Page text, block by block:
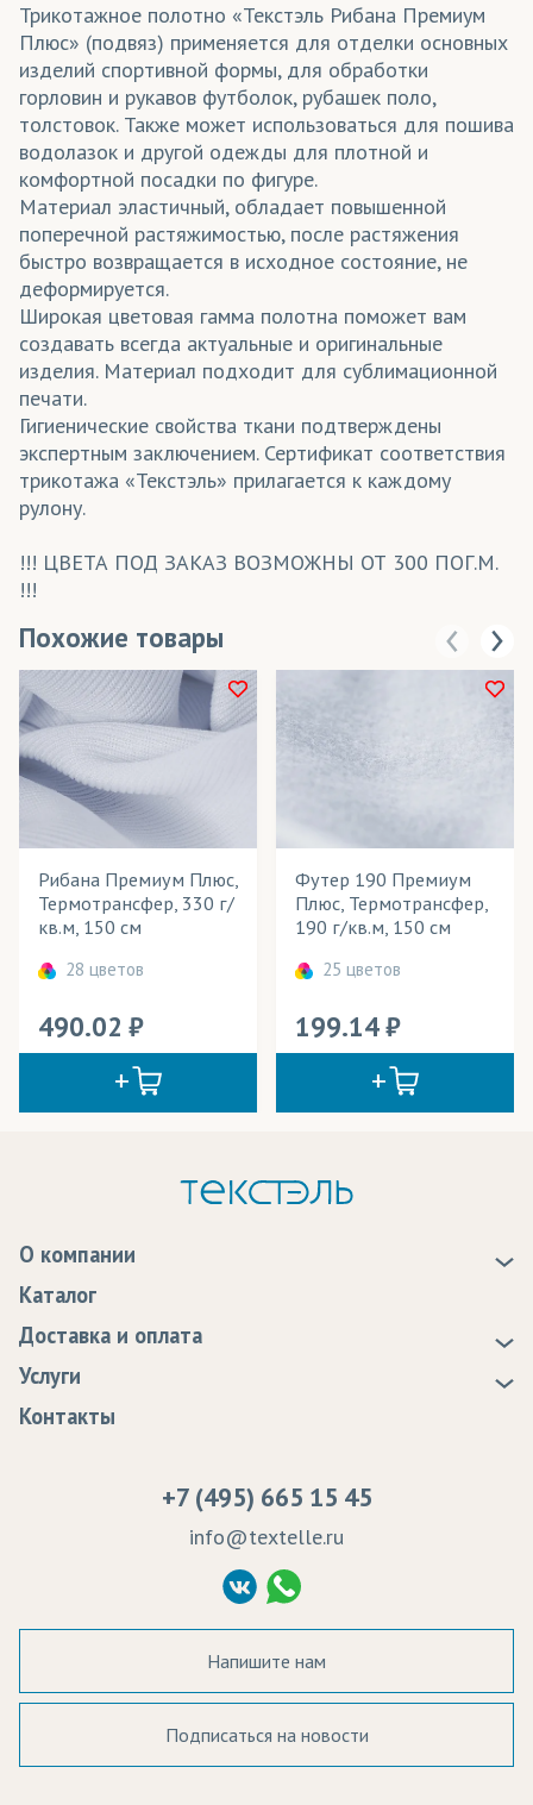
Трикотажное полотно «Текстэль Рибана Премиум
Плюс» (подвяз) применяется для отделки основных
изделий спортивной формы, для обработки
горловин и рукавов футболок, рубашек поло,
толстовок. Также может использоваться для пошива
водолазок и другой одежды для плотной и
комфортной посадки по фигуре.
Материал эластичный, обладает повышенной
поперечной растяжимостью, после растяжения
быстро возвращается в исходное состояние, не
деформируется.
Широкая цветовая гамма полотна поможет вам
создавать всегда актуальные и оригинальные
изделия. Материал подходит для сублимационной
печати.
Гигиенические свойства ткани подтверждены
экспертным заключением. Сертификат соответствия
трикотажа «Текстэль» прилагается к каждому
рулону.
!!! ЦВЕТА ПОД ЗАКАЗ ВОЗМОЖНЫ ОТ 300 ПОГ.М.
!!!
Похожие товары
Рибана Премиум Плюс,
Термотрансфер, 330 г/
кв.м, 150 см
28 цветов
490.02
Футер 190 Премиум
Плюс, Термотрансфер,
190 г/кв.м, 150 см
25 цветов
199.14
О компании
Статьи
Программа лояльности
Сертификаты качества
Судебные решения
Политика Конфиденциальности
Согласие на обработку ПД
Каталог
Доставка и оплата
Доставка
Оплата
Услуги
Образцы
Контакты
+7 (495) 665 15 45
info@textelle.ru
Напишите нам
Подписаться на новости